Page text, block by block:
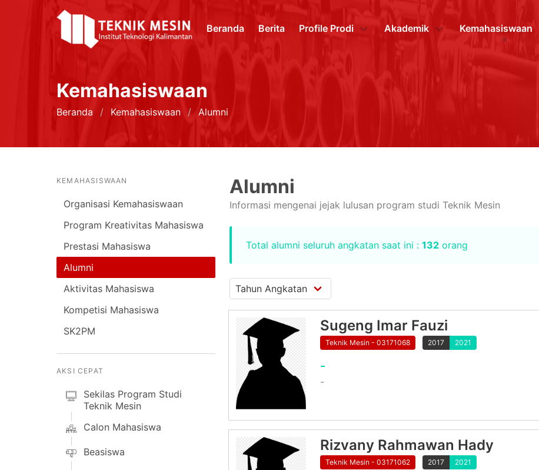
Beranda Berita Profile Prodi Akademik Kemahasiswaan
Kemahasiswaan
Beranda Kemahasiswaan Alumni
KEMAHASISWAAN
Organisasi Kemahasiswaan
Program Kreativitas Mahasiswa
Prestasi Mahasiswa
Alumni
Aktivitas Mahasiswa
Kompetisi Mahasiswa
SK2PM
AKSI CEPAT
Sekilas Program Studi
Teknik Mesin
Calon Mahasiswa
Beasiswa
Alumni
Informasi mengenai jejak lulusan program studi Teknik Mesin
Total alumni seluruh angkatan saat ini : 132 orang
Sugeng Imar Fauzi
Teknik Mesin - 03171068 2017 2021
-
-
Rizvany Rahmawan Hady
Teknik Mesin - 03171062 2017 2021